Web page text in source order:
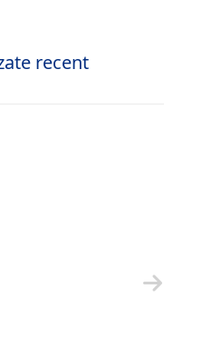
recent